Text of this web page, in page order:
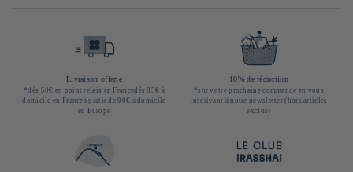
Livraison offerte
*dès 50€ en point relais en Francedès 85€ à
domicile en Franceà partir de 90€ à domicile
en Europe
10% de réduction
*sur votre prochaine commande en vous
inscrivant à notre newsletter (hors articles
exclus)